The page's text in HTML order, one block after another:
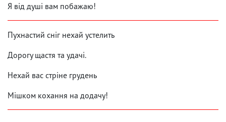
Я від душі вам побажаю!
Пухнастий сніг нехай устелить
Дорогу щастя та удачі.
Нехай вас стріне грудень
Мішком кохання на додачу!